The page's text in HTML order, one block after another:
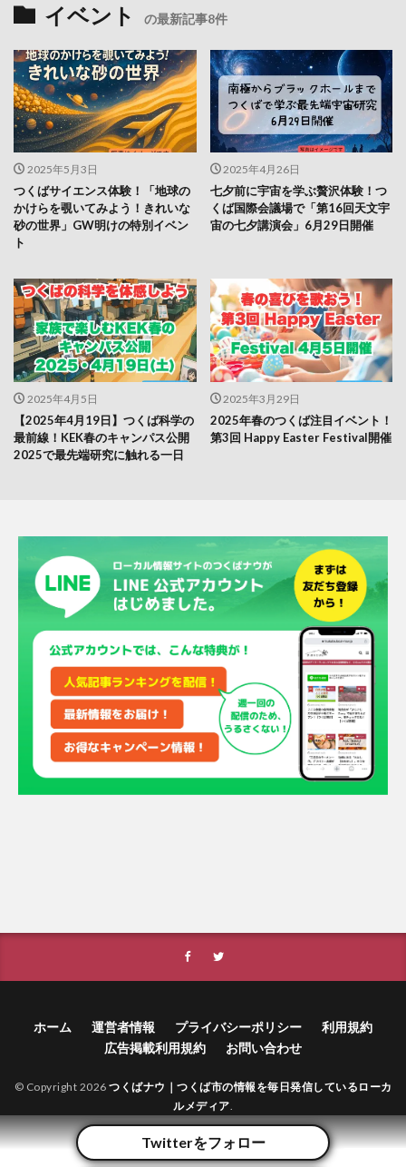
Twitterをフォロー
イベント の最新記事8件
2025年5月3日
つくばサイエンス体験！「地球の
かけらを覗いてみよう！きれいな
砂の世界」GW明けの特別イベン
ト
2025年4月26日
七夕前に宇宙を学ぶ贅沢体験！つ
くば国際会議場で「第16回天文宇
宙の七夕講演会」6月29日開催
2025年4月5日
【2025年4月19日】つくば科学の
最前線！KEK春のキャンパス公開
2025で最先端研究に触れる一日
2025年3月29日
2025年春のつくば注目イベント！
第3回 Happy Easter Festival開催
ホーム 運営者情報 プライバシーポリシー
利用規約
広告掲載利用規約
お問い合わせ
© Copyright 2026 つくばナウ｜つくば市の情報を毎日発信しているローカ
ルメディア.